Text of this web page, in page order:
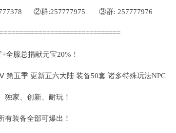
②群:257777975 ③群: 257777976
全服总捐献元宝20%！
第五季 更新五六大陆 装备50套 诸多特殊玩法NPC
独家、创新、耐玩！
有装备全部可爆出！